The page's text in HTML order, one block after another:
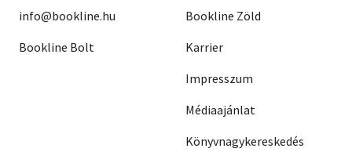
info@bookline.hu
Bookline Bolt
Bookline Zöld
Karrier
Impresszum
Médiaajánlat
Könyvnagykereskedés